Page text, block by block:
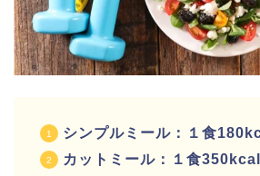
シンプルミール：１食
カットミール：１食